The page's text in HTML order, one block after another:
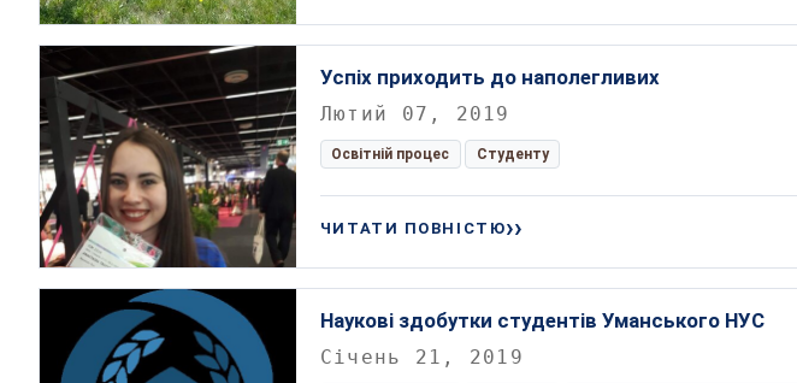
Успіх приходить до наполегливих
Лютий 07, 2019
Освітній процес Студенту
ЧИТАТИ ПОВНІСТЮ
Наукові здобутки студентів Уманського НУС
Січень 21, 2019